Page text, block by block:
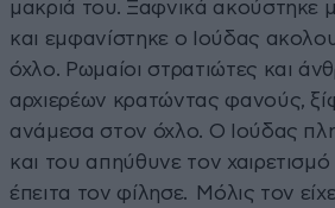
μακριά του. Ξαφνικά ακούστηκε
και εμφανίστηκε ο Ιούδας
όχλο. Ρωμαίοι στρατιώτες και
αρχιερέων κρατώντας φανούς,
ανάμεσα στον όχλο. Ο Ιούδας
και του απηύθυνε τον χαιρετισμό
έπειτα τον φίλησε. Μόλις τον